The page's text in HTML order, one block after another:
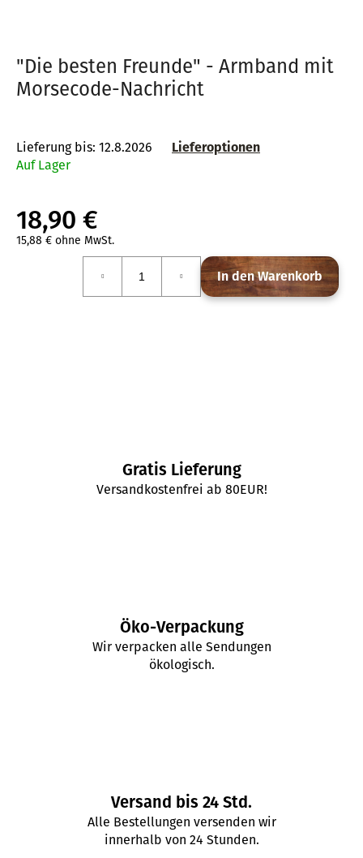
"Die besten Freunde" - Armband mit
Morsecode-Nachricht
Lieferung bis: 12.8.2026
Lieferoptionen
Auf Lager
18,90 €
15,88 € ohne MwSt.
Verkaufspreis:
In den Warenkorb
Gratis Lieferung
Versandkostenfrei ab 80EUR!
Öko-Verpackung
Wir verpacken alle Sendungen
ökologisch.
Versand bis 24 Std.
Alle Bestellungen versenden wir
innerhalb von 24 Stunden.
SUCHEN
W
i
r
m
p
f